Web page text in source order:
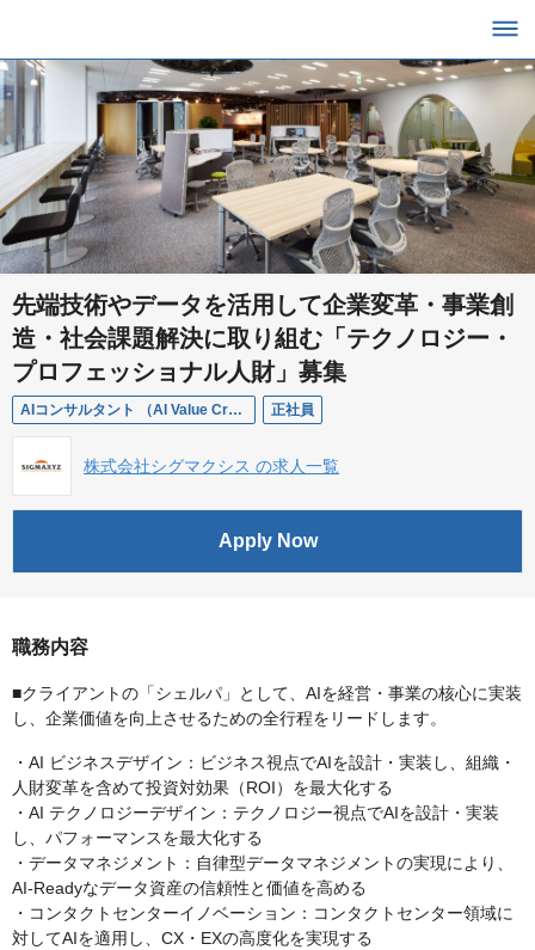
先端技術やデータを活用して企業変革・事業創
造・社会課題解決に取り組む「テクノロジー・
プロフェッショナル人財」募集
AIコンサルタント （AI Value Creation Sherpa） 正社員
株式会社シグマクシス の求人一覧
Apply Now
職務内容
■クライアントの「シェルパ」として、AIを経営・事業の核心に実装
し、企業価値を向上させるための全行程をリードします。
・AI ビジネスデザイン：ビジネス視点でAIを設計・実装し、組織・
人財変革を含めて投資対効果（ROI）を最大化する
・AI テクノロジーデザイン：テクノロジー視点でAIを設計・実装
し、パフォーマンスを最大化する
・データマネジメント：自律型データマネジメントの実現により、
AI-Readyなデータ資産の信頼性と価値を高める
・コンタクトセンターイノベーション：コンタクトセンター領域に
対してAIを適用し、CX・EXの高度化を実現する